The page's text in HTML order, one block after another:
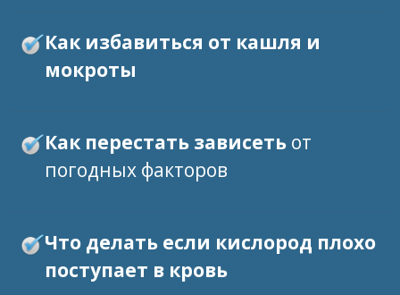
Как избавиться от кашля и
мокроты
Как перестать зависеть от
погодных факторов
Что делать если кислород плохо
поступает в кровь